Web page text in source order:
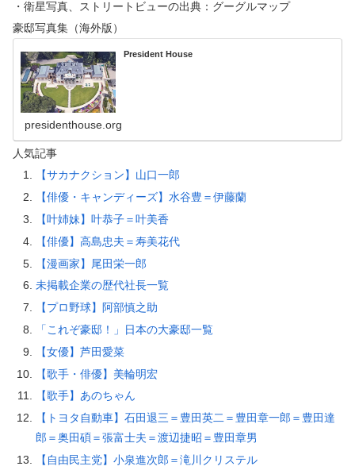
・衛星写真、ストリートビューの出典：グーグルマップ
豪邸写真集（海外版）
President House
presidenthouse.org
人気記事
【サカナクション】山口一郎
【俳優・キャンディーズ】水谷豊＝伊藤蘭
【叶姉妹】叶恭子＝叶美香
【俳優】高島忠夫＝寿美花代
【漫画家】尾田栄一郎
未掲載企業の歴代社長一覧
【プロ野球】阿部慎之助
「これぞ豪邸！」日本の大豪邸一覧
【女優】芦田愛菜
【歌手・俳優】美輪明宏
【歌手】あのちゃん
【トヨタ自動車】石田退三＝豊田英二＝豊田章一郎＝豊田達
郎＝奥田碩＝張富士夫＝渡辺捷昭＝豊田章男
【自由民主党】小泉進次郎＝滝川クリステル